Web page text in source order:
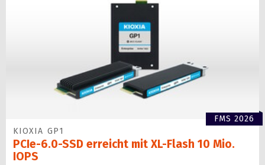
FMS 2026
KIOXIA GP1
PCIe-6.0-SSD erreicht mit XL-Flash 10 Mio.
IOPS